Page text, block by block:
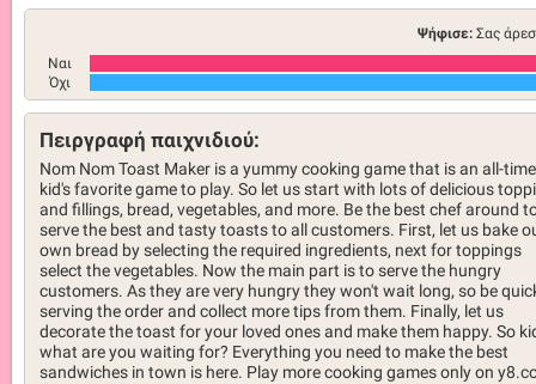
Ψήφισε: Σας
Ναι
Όχι
Πειργραφή παιχνιδιού:
Nom Nom Toast Maker is a yummy cooking game that is an all-time
kid's favorite game to play. So let us start with lots of delicious
and fillings, bread, vegetables, and more. Be the best chef around
serve the best and tasty toasts to all customers. First, let us bake
own bread by selecting the required ingredients, next for toppings
select the vegetables. Now the main part is to serve the hungry
customers. As they are very hungry they won't wait long, so be
serving the order and collect more tips from them. Finally, let us
decorate the toast for your loved ones and make them happy. So
what are you waiting for? Everything you need to make the best
sandwiches in town is here. Play more cooking games only on